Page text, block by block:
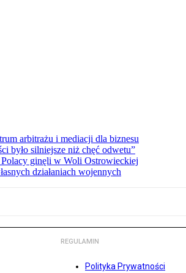
arbitrażu i mediacji dla biznesu
było silniejsze niż chęć odwetu”
Polacy ginęli w Woli Ostrowieckiej
działaniach wojennych
REGULAMIN
Polityka Prywatności